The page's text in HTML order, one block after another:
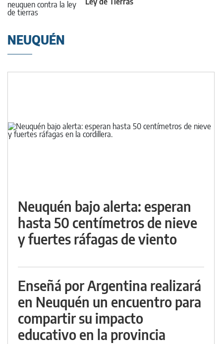
NEUQUÉN
Neuquén bajo alerta: esperan
hasta 50 centímetros de nieve
y fuertes ráfagas de viento
Enseñá por Argentina realizará
en Neuquén un encuentro para
compartir su impacto
educativo en la provincia